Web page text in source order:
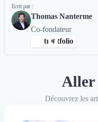
Ecrit par :
Thomas Nanterme
Co-fondateur
trustfolio
Rédaction de Cas Client +4
Aller
Découvrez les